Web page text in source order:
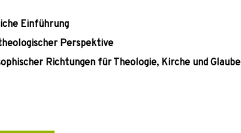
Einführung
Perspektive
Richtungen für Theologie, Kirche und Glaube